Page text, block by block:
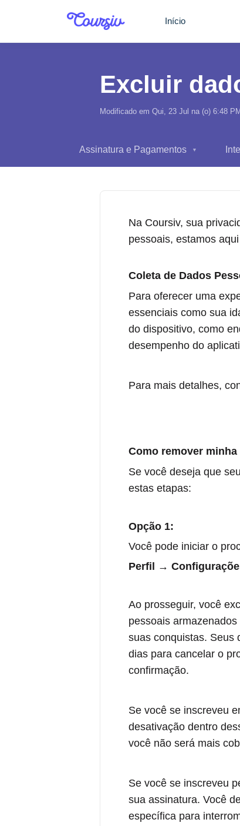
Início
Excluir
Modificado em Qui, 23 Jul na (o) 6:48 PM
Assinatura e Pagamentos ▼
Na Coursiv, sua
pessoais, estamos
Coleta de Dados
Para oferecer uma
essenciais como sua
do dispositivo, como
desempenho do
Para mais detalhes,
Como remover
Se você deseja que
estas etapas:
Opção 1:
Você pode iniciar o
Perfil →
Ao prosseguir, você
pessoais
suas conquistas. Seus
dias para cancelar o
confirmação.
Se você se inscreveu
desativação dentro
você não será mais
Se você se inscreveu
sua assinatura. Você
específica para